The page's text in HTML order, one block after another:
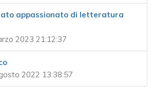
appassionato di letteratura
2023 21:12:37
2022 13:38:57